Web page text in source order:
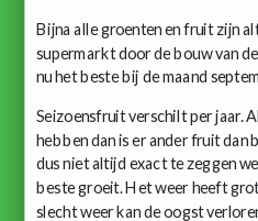
Bijna alle groenten en fruit zijn
supermarkt door de bouw van
nu het beste bij de maand
Seizoensfruit verschilt per jaar.
hebben dan is er ander fruit dan
dus niet altijd exact te zeggen
beste groeit. Het weer heeft
slecht weer kan de oogst